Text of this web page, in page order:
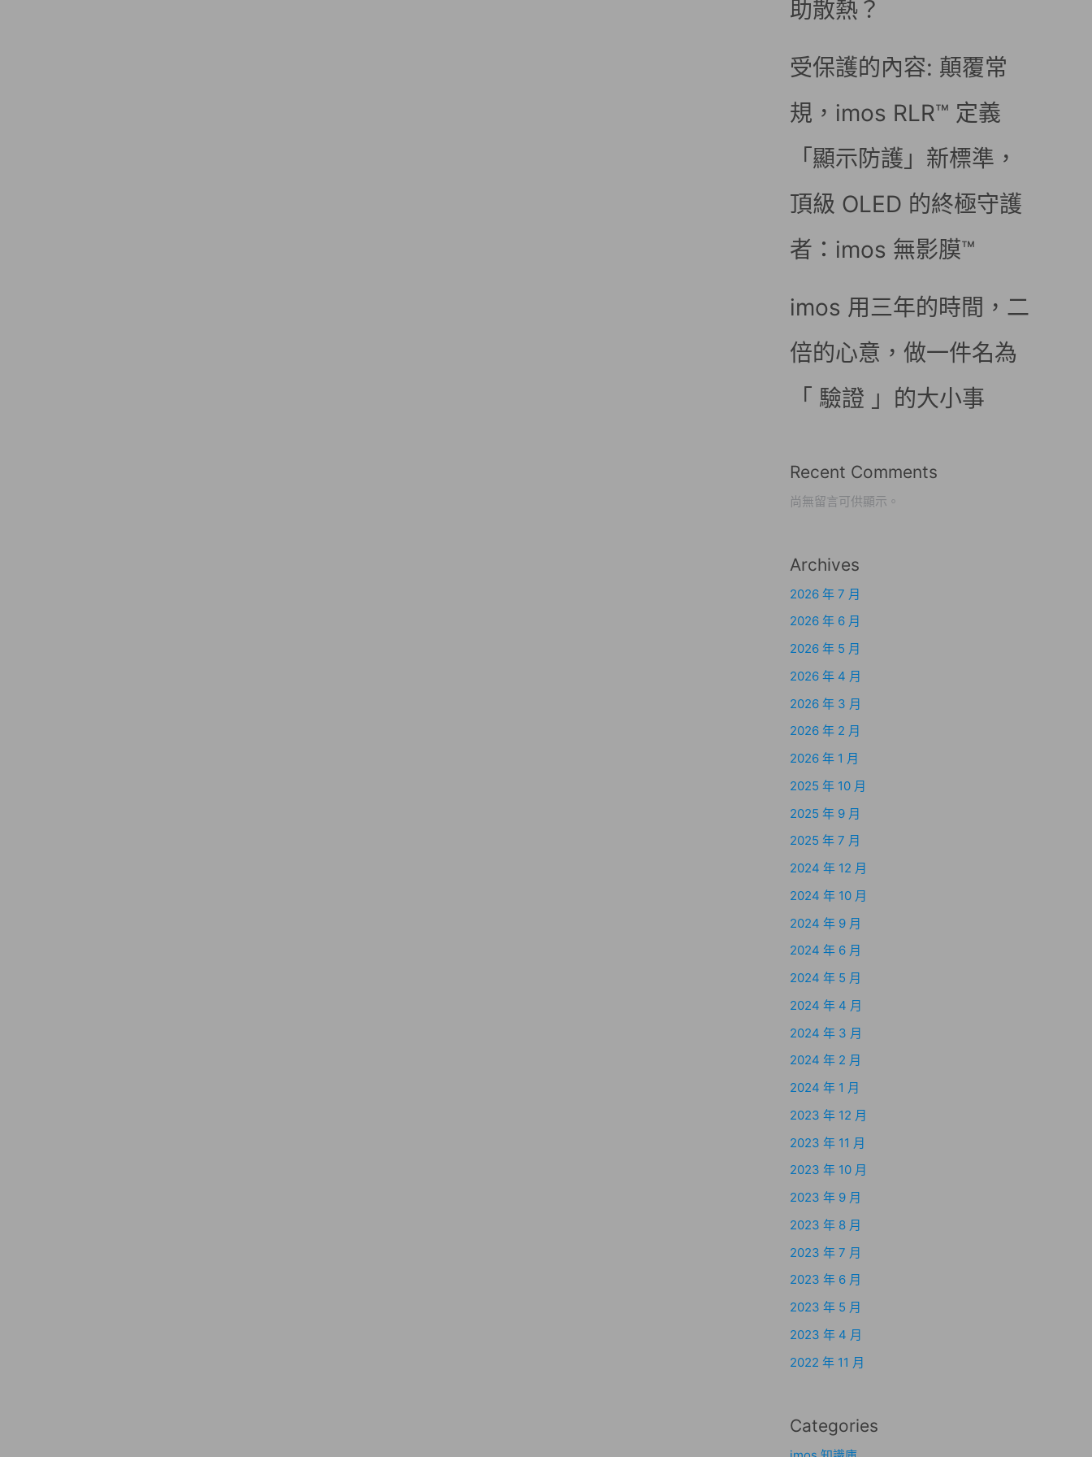
助散熱？
受保護的內容: 顛覆常
規，imos RLR™ 定義
「顯示防護」新標準，
頂級 OLED 的終極守護
者：imos 無影膜™
imos 用三年的時間，二
倍的心意，做一件名為
「 驗證 」的大小事
Recent Comments
尚無留言可供顯示。
Archives
2026 年 7 月
2026 年 6 月
2026 年 5 月
2026 年 4 月
2026 年 3 月
2026 年 2 月
2026 年 1 月
2025 年 10 月
2025 年 9 月
2025 年 7 月
2024 年 12 月
2024 年 10 月
2024 年 9 月
2024 年 6 月
2024 年 5 月
2024 年 4 月
2024 年 3 月
2024 年 2 月
2024 年 1 月
2023 年 12 月
2023 年 11 月
2023 年 10 月
2023 年 9 月
2023 年 8 月
2023 年 7 月
2023 年 6 月
2023 年 5 月
2023 年 4 月
2022 年 11 月
Categories